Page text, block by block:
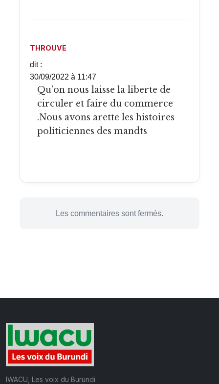
THROUVE
dit :
30/09/2022 à 11:47
Qu’on nous laisse la liberte de
circuler et faire du commerce
.Nous avons arette les histoires
politiciennes des mandts
Les commentaires sont fermés.
IWACU, Les voix du Burundi